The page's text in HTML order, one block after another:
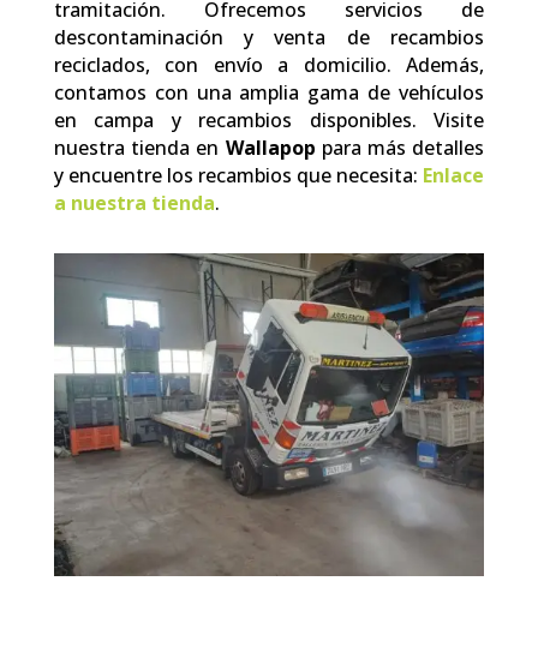
tramitación. Ofrecemos servicios de
descontaminación y venta de recambios
reciclados, con envío a domicilio. Además,
contamos con una amplia gama de vehículos
en campa y recambios disponibles. Visite
nuestra tienda en Wallapop para más detalles
y encuentre los recambios que necesita: Enlace
a nuestra tienda.